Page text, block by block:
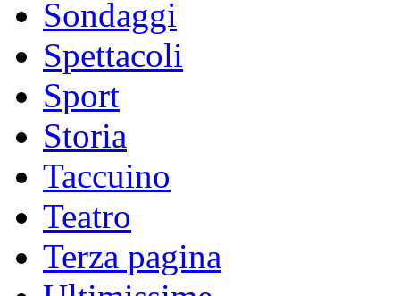
Sondaggi
Spettacoli
Sport
Storia
Taccuino
Teatro
Terza pagina